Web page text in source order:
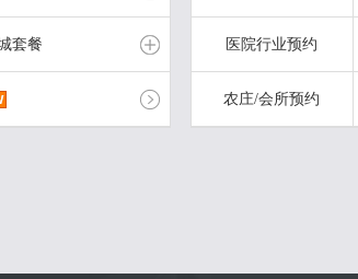
代理版
建站系统
无限容量
网站空间
套餐
代理版
建站系统
无限容量
网站空间
立即
医院行业预约
农庄/会所预约